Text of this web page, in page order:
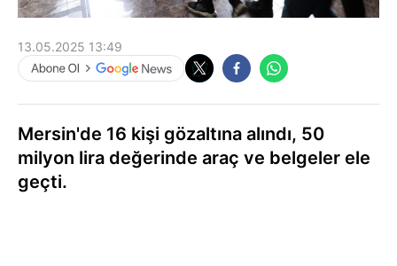
13.05.2025 13:49
Mersin'de 16 kişi gözaltına alındı, 50
milyon lira değerinde araç ve belgeler ele
geçti.